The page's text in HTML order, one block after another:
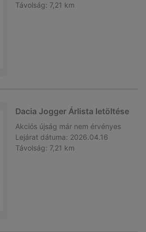
Távolság: 7,21 km
Dacia Jogger Árlista letöltése
Akciós újság már nem érvényes
Lejárat dátuma: 2026.04.16
Távolság: 7,21 km